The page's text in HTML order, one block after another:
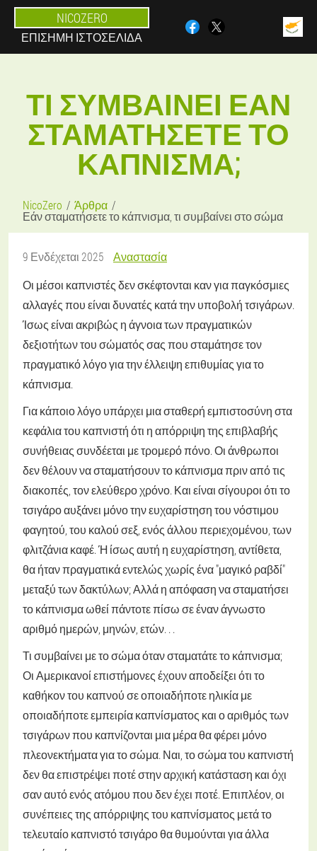
NICOZERO
ΕΠΊΣΗΜΗ ΙΣΤΟΣΕΛΊΔΑ
ΤΙ ΣΥΜΒΑΊΝΕΙ ΕΆΝ
ΣΤΑΜΑΤΉΣΕΤΕ ΤΟ
ΚΆΠΝΙΣΜΑ;
NicoZero Άρθρα
Εάν σταματήσετε το κάπνισμα, τι συμβαίνει στο σώμα
9 Ενδέχεται 2025
Αναστασία
Οι μέσοι καπνιστές δεν σκέφτονται καν για παγκόσμιες
αλλαγές που είναι δυνατές κατά την υποβολή τσιγάρων.
Ίσως είναι ακριβώς η άγνοια των πραγματικών
δεξιοτήτων του σώματός σας που σταμάτησε τον
πραγματικό λόγο για την έλλειψη επιθυμίας για το
κάπνισμα.
Για κάποιο λόγο υπάρχει μια σταθερή εμπιστοσύνη στα
κεφάλια του καπνιστή ότι η απόρριψη της επιβλαβής
συνήθειας συνδέεται με τρομερό πόνο. Οι άνθρωποι
δεν θέλουν να σταματήσουν το κάπνισμα πριν από τις
διακοπές, τον ελεύθερο χρόνο. Και είναι σίγουροι ότι το
τσιγάρο αυξάνει μόνο την ευχαρίστηση του νόστιμου
φαγητού, του καλού σεξ, ενός άλλου περιεχομένου, των
φλιτζάνια καφέ. Ή ίσως αυτή η ευχαρίστηση, αντίθετα,
θα ήταν πραγματικά εντελώς χωρίς ένα "μαγικό ραβδί"
μεταξύ των δακτύλων; Αλλά η απόφαση να σταματήσει
το κάπνισμα ωθεί πάντοτε πίσω σε έναν άγνωστο
αριθμό ημερών, μηνών, ετών. . .
Τι συμβαίνει με το σώμα όταν σταματάτε το κάπνισμα;
Οι Αμερικανοί επιστήμονες έχουν αποδείξει ότι το
καθήκον του καπνού σε οποιαδήποτε ηλικία με
οποιαδήποτε εμπειρία καπνίσματος και ο αριθμός των
τσιγάρων που καπνίζονται μια μέρα θα φέρει μόνο
πλεονεκτήματα για το σώμα. Ναι, το σώμα του καπνιστή
δεν θα επιστρέψει ποτέ στην αρχική κατάσταση και όχι
σαν αυτό ενός ατόμου που δεν έχει ποτέ. Επιπλέον, οι
συνέπειες της απόρριψης του καπνίσματος μετά το
τελευταίο καπνιστό τσιγάρο θα θυμούνται για άλλα